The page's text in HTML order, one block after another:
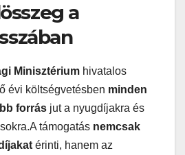
a
Minisztérium hivatalos
évi költségvetésben minden
forrás jut a nyugdíjakra és
támogatás nemcsak
érinti, hanem az